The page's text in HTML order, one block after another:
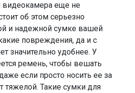
видеокамера еще не
об этом серьезно
и надежной сумке вашей
повреждения, да и с
значительно удобнее. У
ремень, чтобы вешать
если просто носить ее за
тяжелой. Такие сумки для